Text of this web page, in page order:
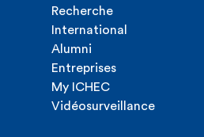
Recherche
International
Alumni
Entreprises
My ICHEC
Vidéosurveillance